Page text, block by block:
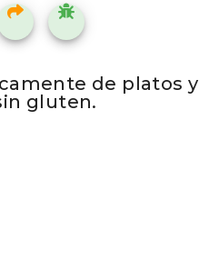
de platos y
gluten.